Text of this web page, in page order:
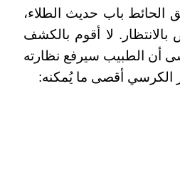
الحائط باب حديث الطلاء،
لا أقوم بالكشف
أن الطبيب سيرفع نظارته
الكرسي أقصى ما يُمكنه: